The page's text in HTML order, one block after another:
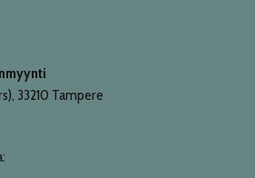
33210 Tampere